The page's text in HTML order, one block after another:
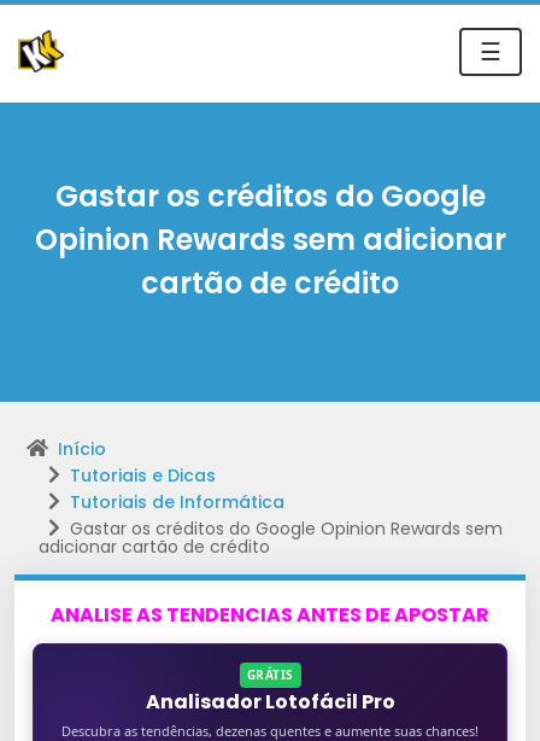
☰
Gastar os créditos do Google
Opinion Rewards sem adicionar
cartão de crédito
Início
Tutoriais e Dicas
Tutoriais de Informática
Gastar os créditos do Google Opinion Rewards sem
adicionar cartão de crédito
ANALISE AS TENDENCIAS ANTES DE APOSTAR
GRÁTIS
Analisador Lotofácil Pro
Descubra as tendências, dezenas quentes e aumente suas chances!